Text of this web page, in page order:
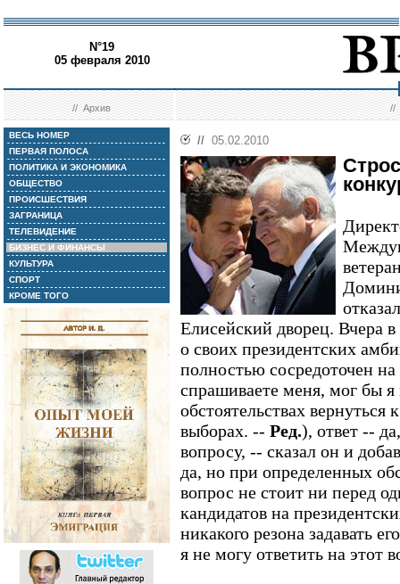
N°19
05 февраля 2010
//Архив //
ВЕСЬ НОМЕР
ПЕРВАЯ ПОЛОСА
ПОЛИТИКА И ЭКОНОМИКА
ОБЩЕСТВО
ПРОИСШЕСТВИЯ
ЗАГРАНИЦА
ТЕЛЕВИДЕНИЕ
БИЗНЕС И ФИНАНСЫ
КУЛЬТУРА
СПОРТ
КРОМЕ ТОГО
// 05.02.2010
Елисейский дворец. Вчера
о своих президентских
полностью сосредоточен
спрашиваете меня, мог бы
обстоятельствах
выборах. -- Ред.), ответ --
вопросу, -- сказал он и
да, но при определенных
вопрос не стоит ни перед
кандидатов на
никакого резона задавать
я не могу ответить на этот